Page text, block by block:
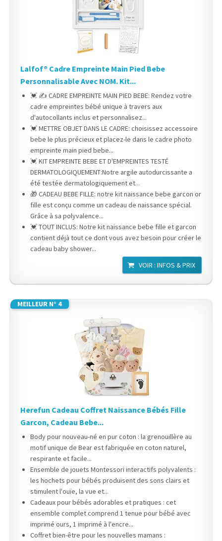
Lalfof® Cadre Empreinte Main Pied Bebe
Personnalisable Avec NOM. Kit...
💓 ✍ CADRE EMPREINTE MAIN PIED BEBE: Rendez votre
cadre empreintes bébé unique à travers aux
d'autocollants inclus et personnalisez...
💓 METTRE OBJET DANS LE CADRE: choisissez accessoire
bebe le plus précieux et placez-le dans le cadre photo
empreinte main pied bebe...
💓 KIT EMPREINTE BEBE ET D'EMPREINTES TESTÉ
DERMATOLOGIQUEMENT:Notre argile autodurcissante a
été testée dermatologiquement et...
🎁 CADEAU BEBE FILLE: notre kit naissance bebe garcon or
fille est conçu comme un cadeau de naissance spécial.
Grâce à sa polyvalence...
💓 TOUT INCLUS: Notre kit naissance bebe fille et garcon
contient déjà tout ce dont vous avez besoin pour créer le
cadeau baby shower...
VOIR : INFOS & PRIX
MEILLEUR N° 4
Herefun Cadeau Coffret Naissance Bébés Fille
Garcon, Cadeau Bebe...
Body pour nouveau-né en pur coton : la grenouillère au
motif unique de Bear est fabriquée en coton naturel,
respirante et facile...
Ensemble de jouets Montessori interactifs polyvalents :
les hochets pour bébés produisent des sons clairs et
stimulent l'ouïe, la vue et...
Cadeaux pour bébés adorables et pratiques : cet
ensemble complet comprend 1 tenue pour bébé avec
imprimé ours, 1 imprimé à l'encre...
Coffret bien-être pour les nouvelles mamans :